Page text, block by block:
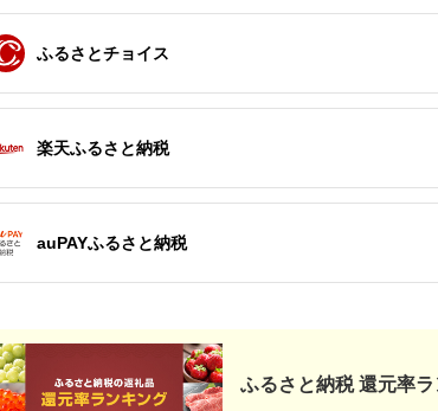
さとチョイ
市) 霧島地
酒造 アン
ト 発泡酒
3本
5.0
出典：ふるさとチョイ
ル ビール 津山産 ご当
地ビール 麦酒 贈答用
セット販売 6本 岡山
県 津山市 酒 お酒 ア
5.0
16,000円
ふるさとチョイス
楽天ふるさと納税
auPAYふるさと納税
ふるさと納税 還元率